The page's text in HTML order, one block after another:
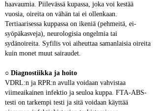
haavaumia. Piilevässä kupassa, joka voi kestää
vuosia, oireita on vähän tai ei ollenkaan.
Tertiaarisessa kuppassa on ikeniä (pehmeitä, ei-
syöpäkasveja), neurologisia ongelmia tai
sydänoireita. Syfilis voi aiheuttaa samanlaisia ​​oireita
kuin monet muut sairaudet.
○ Diagnostiikka ja hoito
VDRL:n ja RPR:n avulla voidaan vahvistaa
viimeaikainen infektio ja seuloa kuppa. FTA-ABS-
testi on tarkempi testi ja sitä voidaan käyttää